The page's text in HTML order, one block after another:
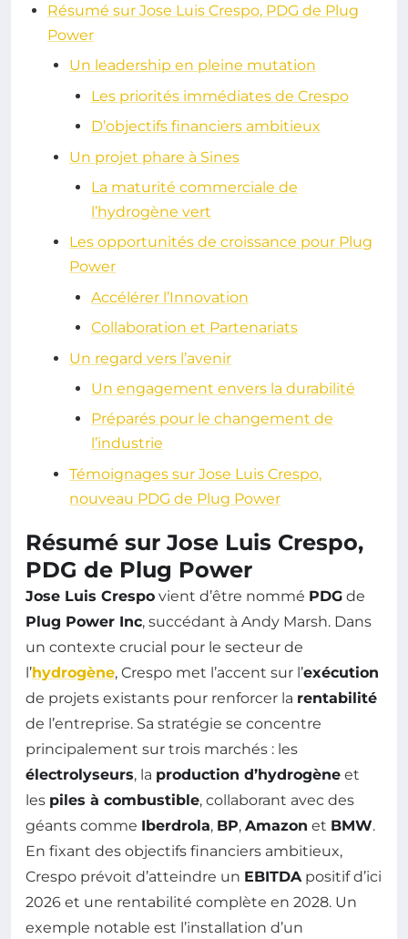
Résumé sur Jose Luis Crespo, PDG de Plug
Power
Un leadership en pleine mutation
Les priorités immédiates de Crespo
D’objectifs financiers ambitieux
Un projet phare à Sines
La maturité commerciale de
l’hydrogène vert
Les opportunités de croissance pour Plug
Power
Accélérer l’Innovation
Collaboration et Partenariats
Un regard vers l’avenir
Un engagement envers la durabilité
Préparés pour le changement de
l’industrie
Témoignages sur Jose Luis Crespo,
nouveau PDG de Plug Power
Résumé sur Jose Luis Crespo,
PDG de Plug Power
Jose Luis Crespo vient d’être nommé PDG de
Plug Power Inc, succédant à Andy Marsh. Dans
un contexte crucial pour le secteur de
l’hydrogène, Crespo met l’accent sur l’exécution
de projets existants pour renforcer la rentabilité
de l’entreprise. Sa stratégie se concentre
principalement sur trois marchés : les
électrolyseurs, la production d’hydrogène et
les piles à combustible, collaborant avec des
géants comme Iberdrola, BP, Amazon et BMW.
En fixant des objectifs financiers ambitieux,
Crespo prévoit d’atteindre un EBITDA positif d’ici
2026 et une rentabilité complète en 2028. Un
exemple notable est l’installation d’un